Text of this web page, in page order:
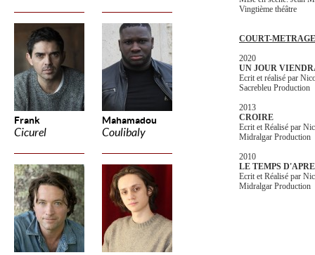
Frank
Cicurel
Mahamadou
Coulibaly
Vingtième théâtre
COURT-
2020
UN JOUR
Ecrit et réalisé par
Sacrebleu Production
2013
CROIRE
Ecrit et Réalisé par
Midralgar Production
2010
LE TEMPS
Ecrit et Réalisé par
Midralgar Production